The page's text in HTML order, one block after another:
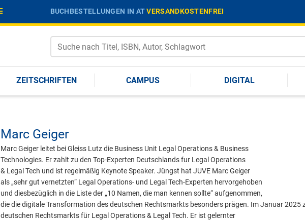
BUCHBESTELLUNGEN IN ATVERSANDKOSTENFREI
ZEITSCHRIFTEN CAMPUS DIGITAL
Marc Geiger
Marc Geiger leitet bei Gleiss Lutz die Business Unit Legal Operations & Business
Technologies. Er zahlt zu den Top-Experten Deutschlands fur Legal Operations
& Legal Tech und ist regelmäßig Keynote Speaker. Jüngst hat JUVE Marc Geiger
als „sehr gut vernetzten“ Legal Operations- und Legal Tech-Experten hervorgehoben
und diesbezüglich in die Liste der „10 Namen, die man kennen sollte“ aufgenommen,
die die digitale Transformation des deutschen Rechtsmarkts besonders prägen. Im Januar 2025
deutschen Rechtsmarkts für Legal Operations & Legal Tech. Er ist gelernter